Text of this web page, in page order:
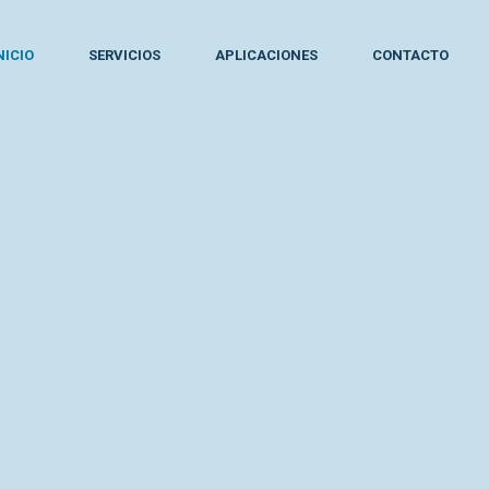
SERVICIOS APLICACIONES CONTACTO